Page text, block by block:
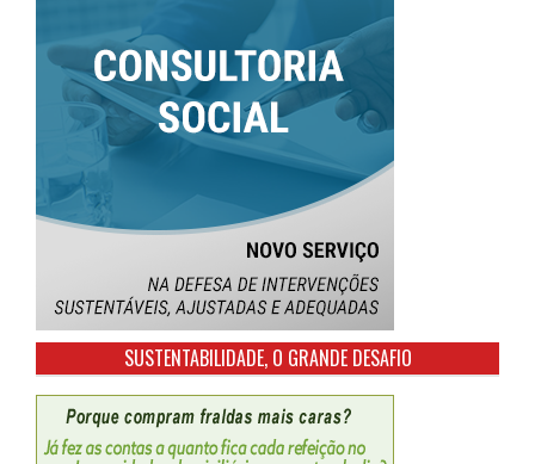
SUSTENTABILIDADE, O GRANDE DESAFIO